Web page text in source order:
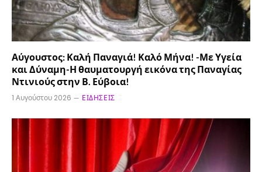
Αύγουστος: Καλή Παναγιά! Καλό Μήνα! -Με Υγεία
και Δύναμη-Η θαυματουργή εικόνα της Παναγίας
Ντινιούς στην Β. Εύβοια!
1 Αυγούστου 2026 ΕΙΔΉΣΕΙΣ